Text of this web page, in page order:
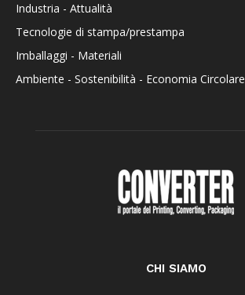
Industria - Attualità
Tecnologie di stampa/prestampa
Imballaggi - Materiali
Ambiente - Sostenibilità - Economia Circolare
CHI SIAMO